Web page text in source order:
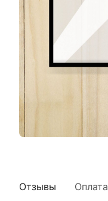
Отзывы Оплата